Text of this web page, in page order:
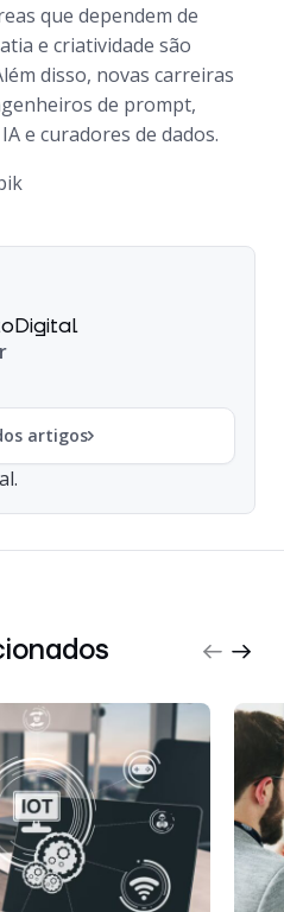
que dependem de
e criatividade são
disso, novas carreiras
de prompt,
e curadores de dados.
artigos